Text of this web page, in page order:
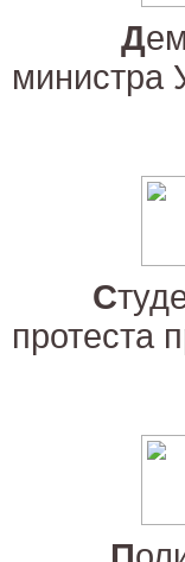
Д
министра
С
протеста